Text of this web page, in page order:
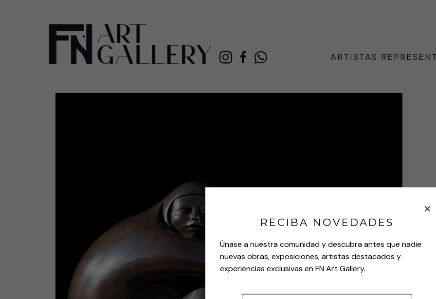
ARTISTAS
RECIBA NOVEDADES
Únase a nuestra comunidad y descubra antes que nadie
nuevas obras, exposiciones, artistas destacados y
experiencias exclusivas en FN Art Gallery.